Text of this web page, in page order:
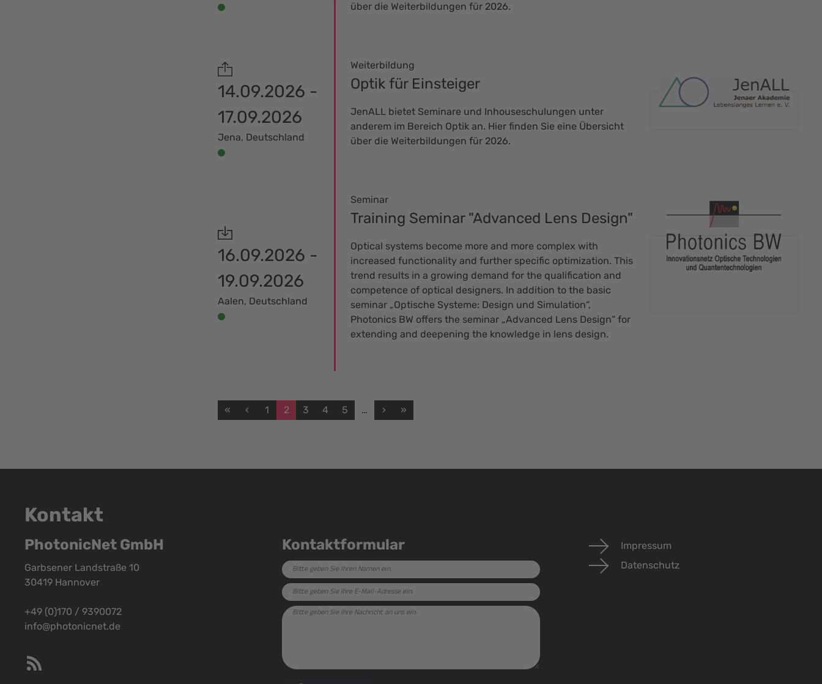
über die Weiterbildungen für 2026.
14.09.2026 -
17.09.2026
Jena, Deutschland
Weiterbildung
Optik für Einsteiger
JenALL bietet Seminare und Inhouseschulungen unter
anderem im Bereich Optik an. Hier finden Sie eine Übersicht
über die Weiterbildungen für 2026.
16.09.2026 -
19.09.2026
Aalen, Deutschland
Seminar
Training Seminar "Advanced Lens Design"
Optical systems become more and more complex with
increased functionality and further specific optimization. This
trend results in a growing demand for the qualification and
competence of optical designers. In addition to the basic
seminar „Optische Systeme: Design und Simulation“,
Photonics BW offers the seminar „Advanced Lens Design“ for
extending and deepening the knowledge in lens design.
« ‹ 1 2 3 4 5 … › »
Kontakt
PhotonicNet GmbH
Garbsener Landstraße 10
30419 Hannover
+49 (0)170 / 9390072
info@photonicnet.de
Kontaktformular
Impressum
Datenschutz